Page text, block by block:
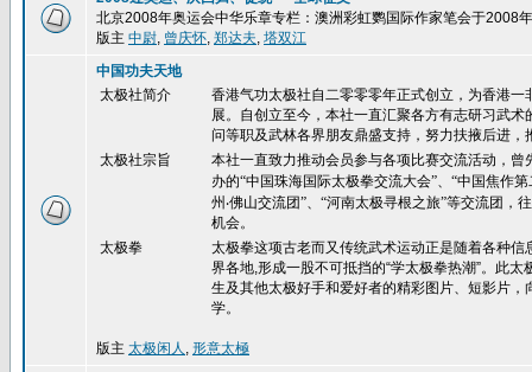
北京2008年奥运会中华乐章专栏：澳洲彩虹鹦国际作家笔会于2008
版主 中尉, 曾庆怀, 郑达夫, 塔双江
中国功夫天地
太极社简介
香港气功太极社自二零零零年正式创立，为香港
展。自创立至今，本社一直汇聚各方有志研习武
问等职及武林各界朋友鼎盛支持，努力扶掖后进，
太极社宗旨
本社一直致力推动会员参与各项比赛交流活动，
办的“中国珠海国际太极拳交流大会”、“中国焦作
州 ‧佛山交流团”、“河南太极寻根之旅”等交流团，
机会。
太极拳
太极拳这项古老而又传统武术运动正是随着各种
界各地,形成一股不可抵挡的“学太极拳热潮”。此
生及其他太极好手和爱好者的精彩图片、短影片
学。
版主 太极闲人 , 形意太極